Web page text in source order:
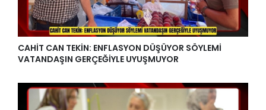
CAHİT CAN TEKİN: ENFLASYON DÜŞÜYOR SÖYLEMİ
VATANDAŞIN GERÇEĞİYLE UYUŞMUYOR